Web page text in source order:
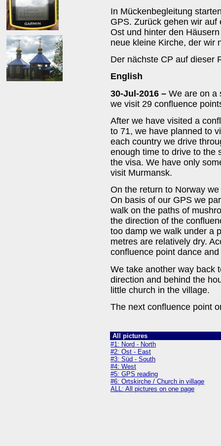
In Mückenbegleitung
GPS. Zurück gehen wir
Ost und hinter den
neue kleine Kirche, der wir
Der nächste CP auf dieser
English
30-Jul-2016 – We are on a
we visit 29 confluence
After we have visited a
to 71, we have planned to
each country we drive
enough time to drive to the
the visa. We have only
visit Murmansk.
On the return to Norway
On basis of our GPS we
walk on the paths of
the direction of the
too damp we walk under a
metres are relatively dry.
confluence point dance
We take another way back
direction and behind the
little church in the village.
The next confluence point
All pictures
#1: Nord - North
#2: Ost - East
#3: Süd - South
#4: West
#5: GPS reading
#6: Ortskirche / Church in village
ALL: All pictures on one page